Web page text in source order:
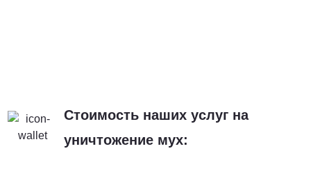
Стоимость наших услуг на
уничтожение мух: